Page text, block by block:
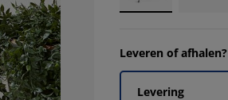
Leveren of afhalen?
Levering
10.240963855421686%